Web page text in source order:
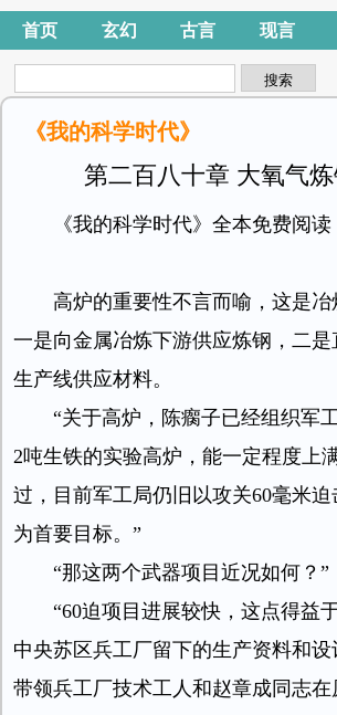
首页 玄幻 古言 现言
《我的科学时代》
第二百八十章 大氧气炼
《我的科学时代》全本免费阅读
高炉的重要性不言而喻，这是冶
一是向金属冶炼下游供应炼钢，二
生产线供应材料。
“关于高炉，陈瘸子已经组织军
2吨生铁的实验高炉，能一定程度上
过，目前军工局仍旧以攻关60毫米
为首要目标。”
“那这两个武器项目近况如何？”
“60迫项目进展较快，这点得益
中央苏区兵工厂留下的生产资料和
带领兵工厂技术工人和赵章成同志